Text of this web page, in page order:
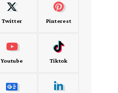
Twitter Pinterest
Youtube Tiktok